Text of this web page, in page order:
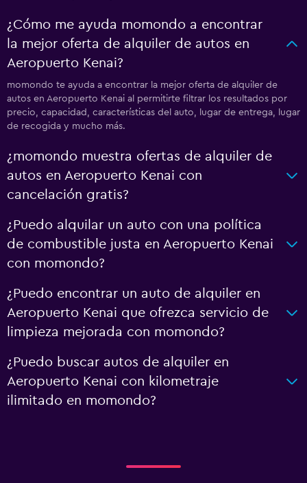
¿Cómo me ayuda momondo a encontrar
la mejor oferta de alquiler de autos en
Aeropuerto Kenai?
momondo te ayuda a encontrar la mejor oferta de alquiler de
autos en Aeropuerto Kenai al permitirte filtrar los resultados por
precio, capacidad, características del auto, lugar de entrega, lugar
de recogida y mucho más.
¿momondo muestra ofertas de alquiler de
autos en Aeropuerto Kenai con
cancelación gratis?
¿Puedo alquilar un auto con una política
de combustible justa en Aeropuerto Kenai
con momondo?
¿Puedo encontrar un auto de alquiler en
Aeropuerto Kenai que ofrezca servicio de
limpieza mejorada con momondo?
¿Puedo buscar autos de alquiler en
Aeropuerto Kenai con kilometraje
ilimitado en momondo?